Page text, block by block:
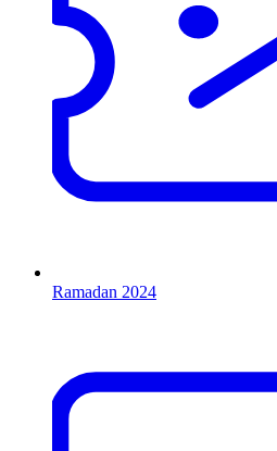
Ramadan 2024